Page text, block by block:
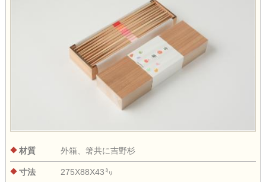
材質 外箱、箸共に吉野杉
寸法 275X88X43㍉